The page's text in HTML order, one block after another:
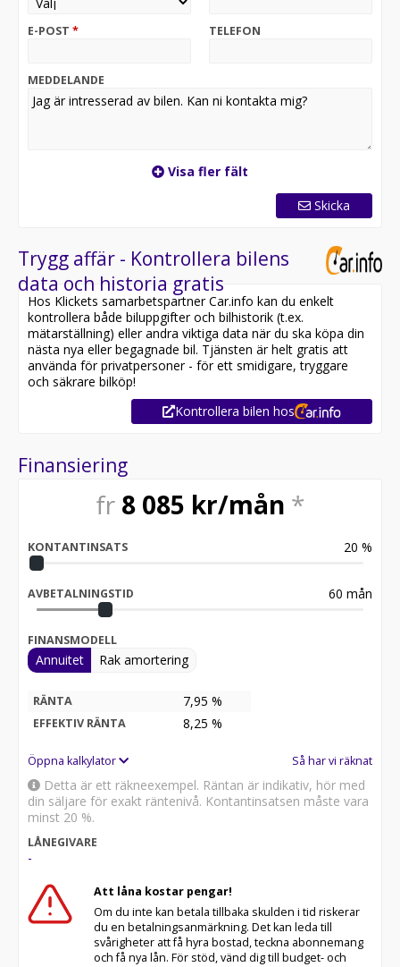
E-POST * TELEFON
MEDDELANDE
Visa fler fält
Skicka
Trygg affär - Kontrollera bilens
data och historia gratis
Hos Klickets samarbetspartner Car.info kan du enkelt
kontrollera både biluppgifter och bilhistorik (t.ex.
mätarställning) eller andra viktiga data när du ska köpa din
nästa nya eller begagnade bil. Tjänsten är helt gratis att
använda för privatpersoner - för ett smidigare, tryggare
och säkrare bilköp!
Kontrollera bilen hos
Finansiering
fr 8 085 kr/mån *
KONTANTINSATS 20 %
AVBETALNINGSTID 60 mån
FINANSMODELL
Annuitet Rak amortering
RÄNTA 7,95 %
EFFEKTIV RÄNTA 8,25 %
Öppna kalkylator Så har vi räknat
Detta är ett räkneexempel. Räntan är indikativ, hör med
din säljare för exakt räntenivå. Kontantinsatsen måste vara
minst 20 %.
LÅNEGIVARE
-
Att låna kostar pengar!
Om du inte kan betala tillbaka skulden i tid riskerar
du en betalningsanmärkning. Det kan leda till
svårigheter att få hyra bostad, teckna abonnemang
och få nya lån. För stöd, vänd dig till budget- och